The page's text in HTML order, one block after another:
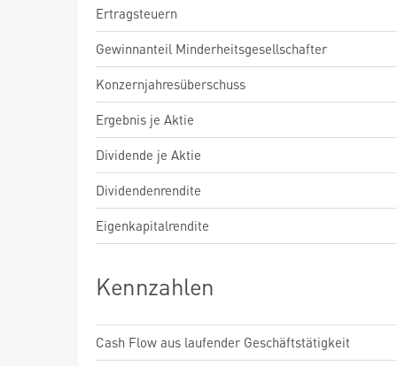
Ertragsteuern
Gewinnanteil Minderheitsgesellschafter
Konzernjahresüberschuss
Ergebnis je Aktie
Dividende je Aktie
Dividendenrendite
Eigenkapitalrendite
Kennzahlen
Cash Flow aus laufender Geschäftstätigkeit